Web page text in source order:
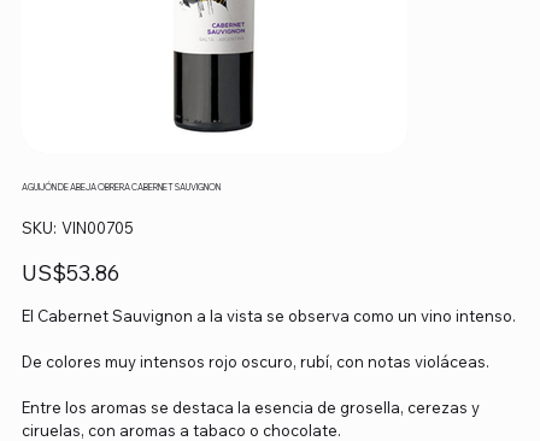
AGUIJÓN DE ABEJA OBRERA CABERNET SAUVIGNON
SKU: SKU
VIN00705
VIN00705
Precio
US$53.86
El Cabernet Sauvignon a la vista se observa como un vino intenso.
De colores muy intensos rojo oscuro, rubí, con notas violáceas.
Entre los aromas se destaca la esencia de grosella, cerezas y
ciruelas, con aromas a tabaco o chocolate.